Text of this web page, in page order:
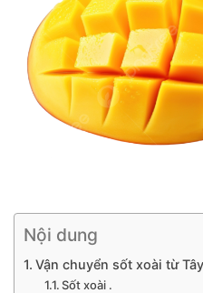
Nội dung
Vận chuyển sốt xoài từ
Sốt xoài .